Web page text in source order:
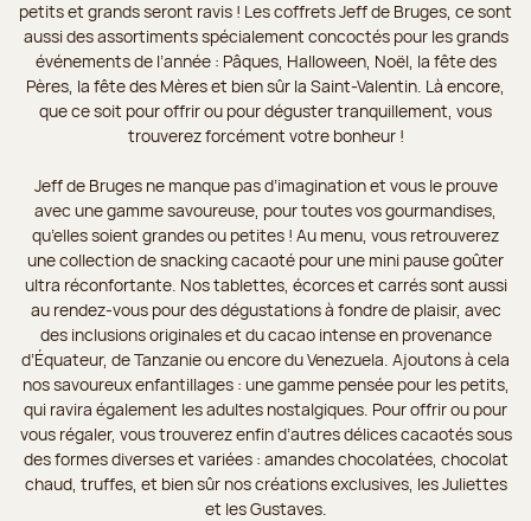
petits et grands seront ravis ! Les coffrets Jeff de Bruges, ce sont
aussi des assortiments spécialement concoctés pour les grands
événements de l’année : Pâques, Halloween, Noël, la fête des
Pères, la fête des Mères et bien sûr la Saint-Valentin. Là encore,
que ce soit pour offrir ou pour déguster tranquillement, vous
trouverez forcément votre bonheur !
Jeff de Bruges ne manque pas d’imagination et vous le prouve
avec une gamme savoureuse, pour toutes vos gourmandises,
qu’elles soient grandes ou petites ! Au menu, vous retrouverez
une collection de snacking cacaoté pour une mini pause goûter
ultra réconfortante. Nos tablettes, écorces et carrés sont aussi
au rendez-vous pour des dégustations à fondre de plaisir, avec
des inclusions originales et du cacao intense en provenance
d’Équateur, de Tanzanie ou encore du Venezuela. Ajoutons à cela
nos savoureux enfantillages : une gamme pensée pour les petits,
qui ravira également les adultes nostalgiques. Pour offrir ou pour
vous régaler, vous trouverez enfin d’autres délices cacaotés sous
des formes diverses et variées : amandes chocolatées, chocolat
chaud, truffes, et bien sûr nos créations exclusives, les Juliettes
et les Gustaves.